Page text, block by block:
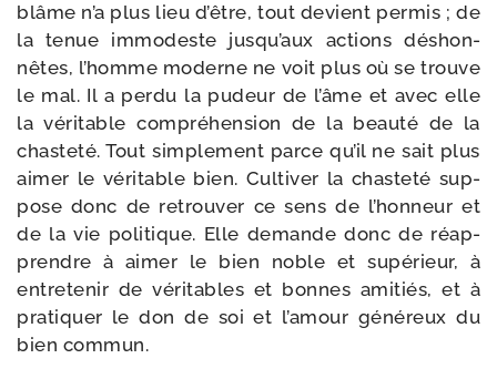
blâme n’a plus lieu d’être, tout devient per­mis ; de
la tenue immo­deste jusqu’aux actions déshon­
nêtes, l’homme moderne ne voit plus où se trouve
le mal. Il a per­du la pudeur de l’âme et avec elle
la véri­table com­pré­hen­sion de la beau­té de la
chas­te­té. Tout simple­ment parce qu’il ne sait plus
aimer le véri­table bien. Cultiver la chas­te­té sup­
pose donc de retrou­ver ce sens de l’honneur et
de la vie poli­tique. Elle demande donc de réap­
prendre à aimer le bien noble et supé­rieur, à
entre­te­nir de véri­tables et bonnes ami­tiés, et à
pra­ti­quer le don de soi et l’amour géné­reux du
bien commun.